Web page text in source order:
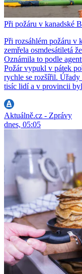
Při požáru v kanadské
Při rozsáhlém požáru v
zemřela osmdesátiletá
Oznámila to podle
Požár vypukl v pátek
rychle se rozšířil.
tisíc lidí a v provincii
Aktuálně.cz - Zprávy
dnes, 05:05